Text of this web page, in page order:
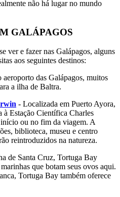
não há lugar no mundo
GALÁPAGOS
ver e fazer nas Galápagos, alguns
aos seguintes destinos:
das Galápagos, muitos
a ilha de Baltra.
- Localizada em Puerto Ayora,
à Estação Científica Charles
ou no fim da viagem. A
biblioteca, museu e centro
reintroduzidos na natureza.
de Santa Cruz, Tortuga Bay
que botam seus ovos aqui.
Tortuga Bay também oferece